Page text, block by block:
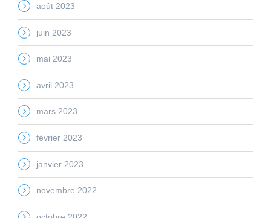
août 2023
juin 2023
mai 2023
avril 2023
mars 2023
février 2023
janvier 2023
novembre 2022